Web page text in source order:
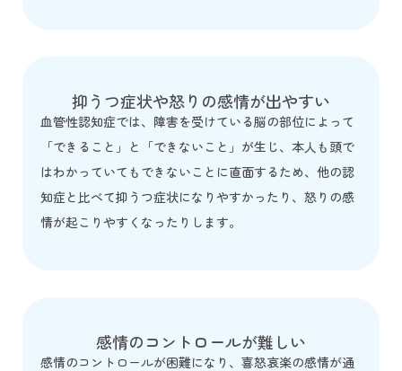
抑うつ症状や怒りの感情が出やすい
血管性認知症では、障害を受けている脳の部位によって
「できること」と「できないこと」が生じ、本人も頭で
はわかっていてもできないことに直面するため、他の認
知症と比べて抑うつ症状になりやすかったり、怒りの感
情が起こりやすくなったりします。
感情のコントロールが難しい
感情のコントロールが困難になり、喜怒哀楽の感情が通